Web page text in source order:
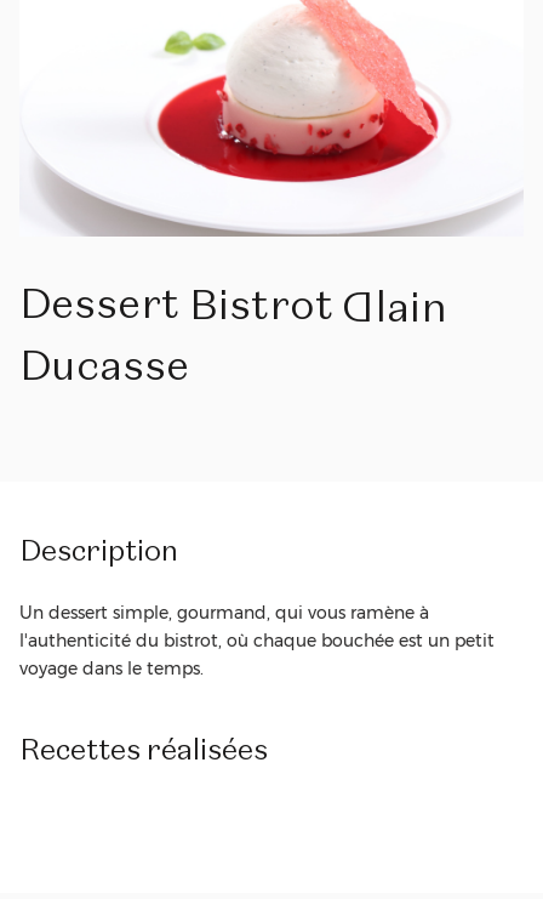
Dessert Bistrot Alain
Ducasse
Description
Un dessert simple, gourmand, qui vous ramène à
l'authenticité du bistrot, où chaque bouchée est un petit
voyage dans le temps.
Recettes réalisées